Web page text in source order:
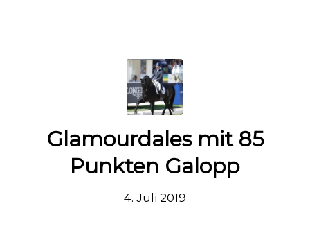
Glamourdales mit 85
Punkten Galopp
4. Juli 2019